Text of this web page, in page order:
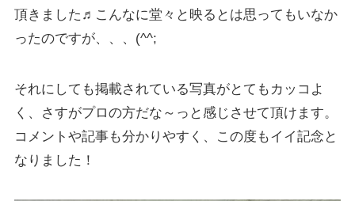
頂きました♬こんなに堂々と映るとは思ってもいなか
ったのですが、、、(^^;
それにしても掲載されている写真がとてもカッコよ
く、さすがプロの方だな～っと感じさせて頂けます。
コメントや記事も分かりやすく、この度もイイ記念と
なりました！